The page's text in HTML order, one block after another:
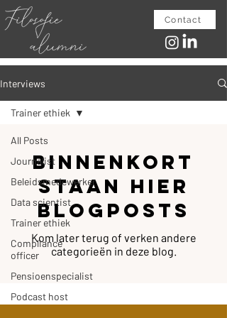
Contact
Interviews
All Posts
Journalist
Beleidsmedewerker
Data scientist
Trainer ethiek
Compliance
officer
Pensioenspecialist
Podcast host
Trainer ethiek
Binnenkort
staan hier
blogposts
Kom later terug of verken andere
categorieën in deze blog.